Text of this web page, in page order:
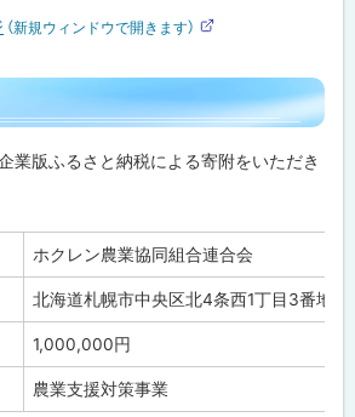
（新規ウィンドウで開きます）
サ
ト
業版ふるさと納税による寄附をいただき
ホクレン農業協同組合連合会
北海道札幌市中央区北4条西1丁目3番地
1,000,000円
農業支援対策事業